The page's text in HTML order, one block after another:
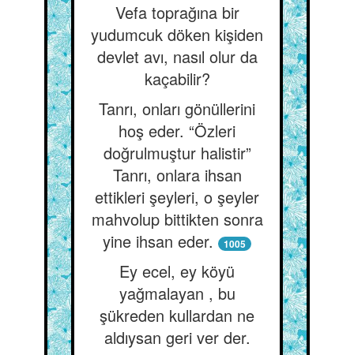
Vefa toprağına bir
yudumcuk döken kişiden
devlet avı, nasıl olur da
kaçabilir?
Tanrı, onları gönüllerini
hoş eder. “Özleri
doğrulmuştur halistir”
Tanrı, onlara ihsan
ettikleri şeyleri, o şeyler
mahvolup bittikten sonra
yine ihsan eder.
1005
Ey ecel, ey köyü
yağmalayan , bu
şükreden kullardan ne
aldıysan geri ver der.